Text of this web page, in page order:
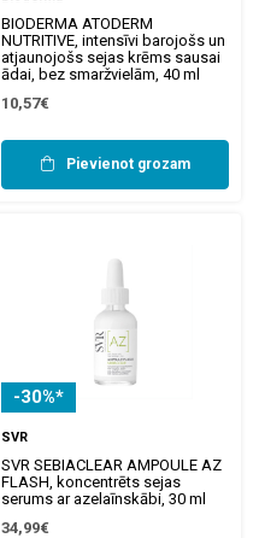
BIODERMA ATODERM
NUTRITIVE, intensīvi barojošs un
atjaunojošs sejas krēms sausai
ādai, bez smaržvielām, 40 ml
10,57€
Pievienot grozam
-30%*
SVR
SVR SEBIACLEAR AMPOULE AZ
FLASH, koncentrēts sejas
serums ar azelaīnskābi, 30 ml
34,99€